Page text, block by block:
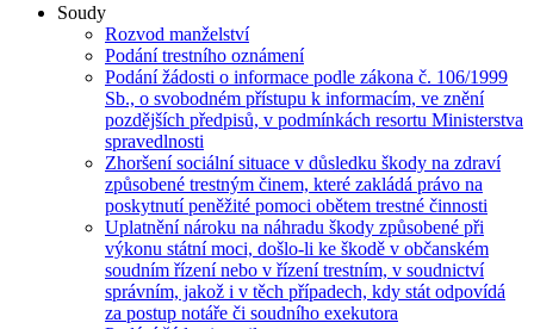
Soudy
Rozvod manželství
Podání trestního oznámení
Podání žádosti o informace podle zákona č. 106/1999
Sb., o svobodném přístupu k informacím, ve znění
pozdějších předpisů, v podmínkách resortu Ministerstva
spravedlnosti
Zhoršení sociální situace v důsledku škody na zdraví
způsobené trestným činem, které zakládá právo na
poskytnutí peněžité pomoci obětem trestné činnosti
Uplatnění nároku na náhradu škody způsobené při
výkonu státní moci, došlo-li ke škodě v občanském
soudním řízení nebo v řízení trestním, v soudnictví
správním, jakož i v těch případech, kdy stát odpovídá
za postup notáře či soudního exekutora